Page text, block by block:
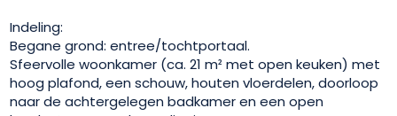
Indeling:
Begane grond: entree/tochtportaal.
Sfeervolle woonkamer (ca. 21 m² met open keuken) met
hoog plafond, een schouw, houten vloerdelen, doorloop
naar de achtergelegen badkamer en een open